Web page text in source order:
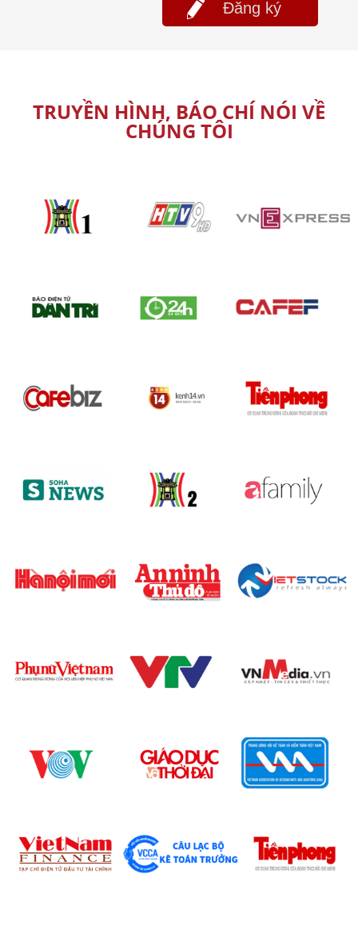
Đăng ký
TRUYỀN HÌNH, BÁO CHÍ NÓI VỀ
CHÚNG TÔI